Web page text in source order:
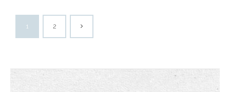
1 2